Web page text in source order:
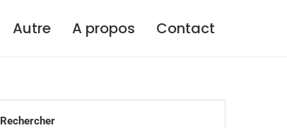
Autre A propos Contact
Rechercher